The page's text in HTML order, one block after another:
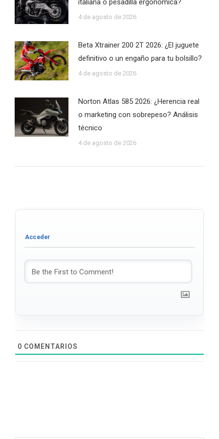
italiana o pesadilla ergonómica?
4 de agosto de 2026
Beta Xtrainer 200 2T 2026: ¿El juguete
definitivo o un engaño para tu bolsillo?
4 de agosto de 2026
Norton Atlas 585 2026: ¿Herencia real
o marketing con sobrepeso? Análisis
técnico
4 de agosto de 2026
0 COMENTARIOS